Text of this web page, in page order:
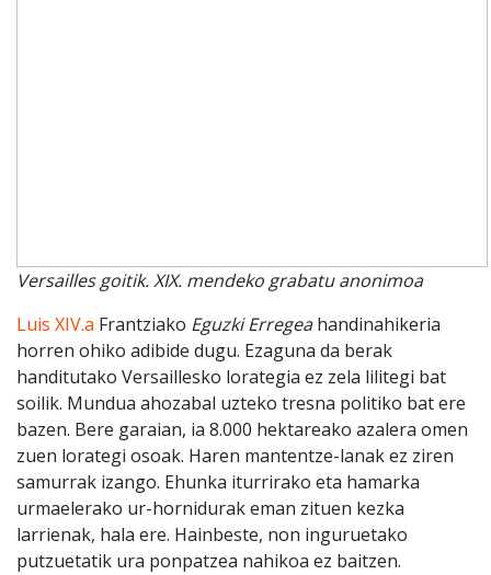
Versailles goitik. XIX. mendeko grabatu anonimoa
Luis XIV.a Frantziako Eguzki Erregeahandinahikeria
horren ohiko adibide dugu. Ezaguna da berak
handitutako Versaillesko lorategia ez zela lilitegi bat
soilik. Mundua ahozabal uzteko tresna politiko bat ere
bazen. Bere garaian, ia 8.000 hektareako azalera omen
zuen lorategi osoak. Haren mantentze-lanak ez ziren
samurrak izango. Ehunka iturrirako eta hamarka
urmaelerako ur-hornidurak eman zituen kezka
larrienak, hala ere. Hainbeste, non inguruetako
putzuetatik ura ponpatzea nahikoa ez baitzen.